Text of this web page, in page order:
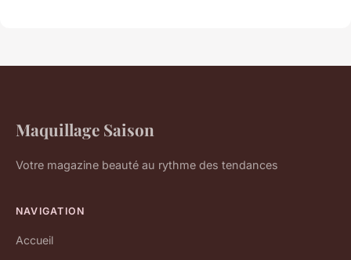
Maquillage Saison
Votre magazine beauté au rythme des tendances
NAVIGATION
Accueil